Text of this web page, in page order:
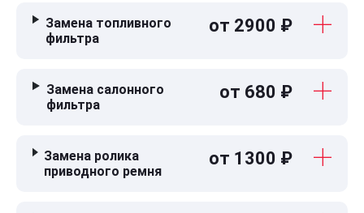
Замена топливного
фильтра
от 2900 ₽
Замена салонного
фильтра
от 680 ₽
Замена ролика
приводного ремня
от 1300 ₽